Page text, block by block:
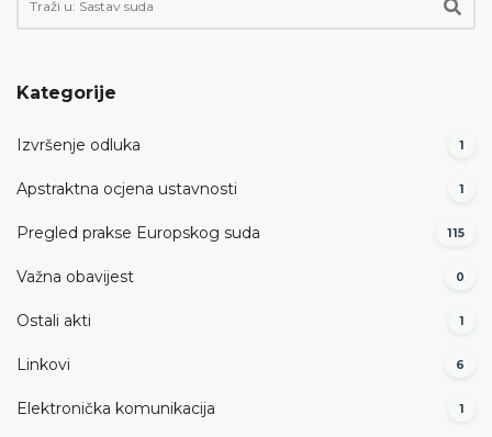
Kategorije
Izvršenje odluka 1
Apstraktna ocjena ustavnosti 1
Pregled prakse Europskog suda 115
Važna obavijest 0
Ostali akti 1
Linkovi 6
Elektronička komunikacija 1